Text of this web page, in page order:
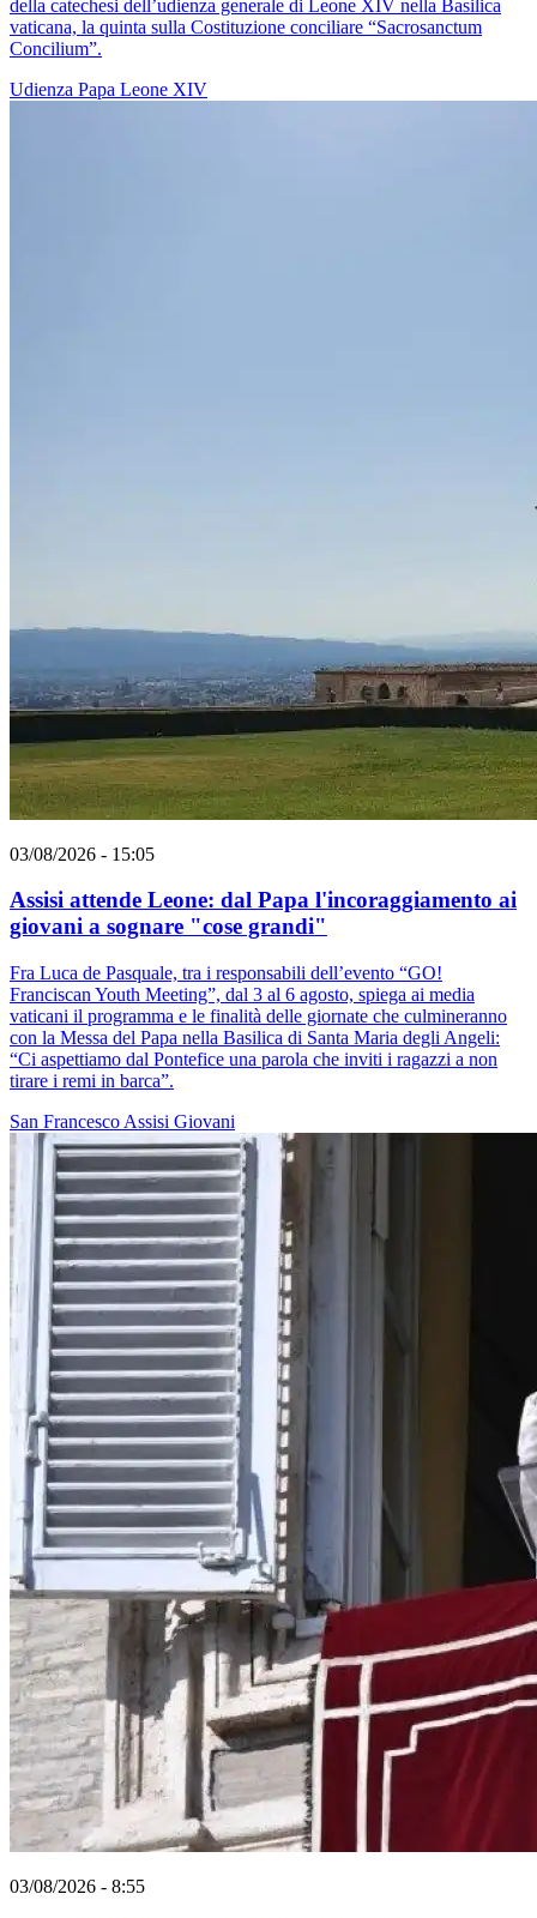
della catechesi dell’udienza generale di Leone XIV nella Basilica
vaticana, la quinta sulla Costituzione conciliare “Sacrosanctum
Concilium”.
Udienza Papa Leone XIV
03/08/2026 - 15:05
Assisi attende Leone: dal Papa l'incoraggiamento ai
giovani a sognare "cose grandi"
Fra Luca de Pasquale, tra i responsabili dell’evento “GO!
Franciscan Youth Meeting”, dal 3 al 6 agosto, spiega ai media
vaticani il programma e le finalità delle giornate che culmineranno
con la Messa del Papa nella Basilica di Santa Maria degli Angeli:
“Ci aspettiamo dal Pontefice una parola che inviti i ragazzi a non
tirare i remi in barca”.
San Francesco Assisi Giovani
03/08/2026 - 8:55